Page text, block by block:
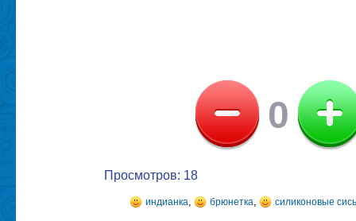
0
Просмотров: 18
индианка, брюнетка, силиконовые